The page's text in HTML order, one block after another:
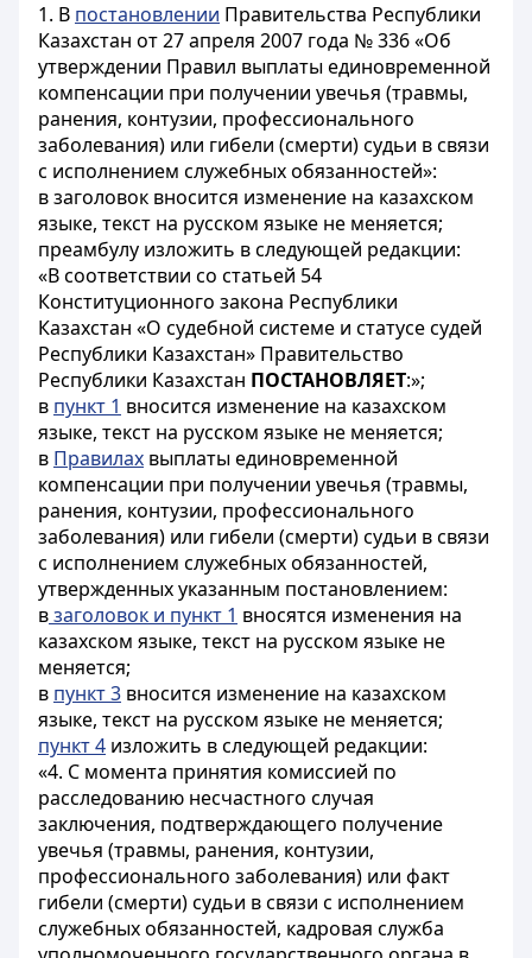
1. В постановлении Правительства Республики
Казахстан от 27 апреля 2007 года № 336 «Об
утверждении Правил выплаты единовременной
компенсации при получении увечья (травмы,
ранения, контузии, профессионального
заболевания) или гибели (смерти) судьи в связи
с исполнением служебных обязанностей»:
в заголовок вносится изменение на казахском
языке, текст на русском языке не меняется;
преамбулу изложить в следующей редакции:
«В соответствии со статьей 54
Конституционного закона Республики
Казахстан «О судебной системе и статусе судей
Республики Казахстан» Правительство
Республики Казахстан ПОСТАНОВЛЯЕТ:»;
в пункт 1 вносится изменение на казахском
языке, текст на русском языке не меняется;
в Правилах выплаты единовременной
компенсации при получении увечья (травмы,
ранения, контузии, профессионального
заболевания) или гибели (смерти) судьи в связи
с исполнением служебных обязанностей,
утвержденных указанным постановлением:
взаголовок и пункт 1 вносятся изменения на
казахском языке, текст на русском языке не
меняется;
в пункт 3 вносится изменение на казахском
языке, текст на русском языке не меняется;
пункт 4 изложить в следующей редакции:
«4. С момента принятия комиссией по
расследованию несчастного случая
заключения, подтверждающего получение
увечья (травмы, ранения, контузии,
профессионального заболевания) или факт
гибели (смерти) судьи в связи с исполнением
служебных обязанностей, кадровая служба